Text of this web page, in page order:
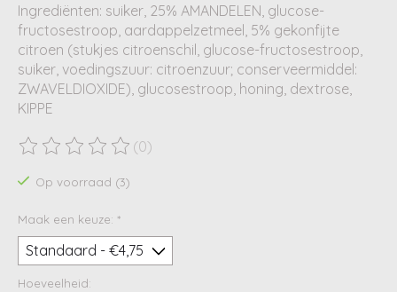
Ingrediënten: suiker, 25% AMANDELEN, glucose-
fructosestroop, aardappelzetmeel, 5% gekonfijte
citroen (stukjes citroenschil, glucose-fructosestroop,
suiker, voedingszuur: citroenzuur; conserveermiddel:
ZWAVELDIOXIDE), glucosestroop, honing, dextrose,
KIPPE
De beoordeling van dit product is
(0)
Op voorraad (3)
Maak een keuze: *
Hoeveelheid: